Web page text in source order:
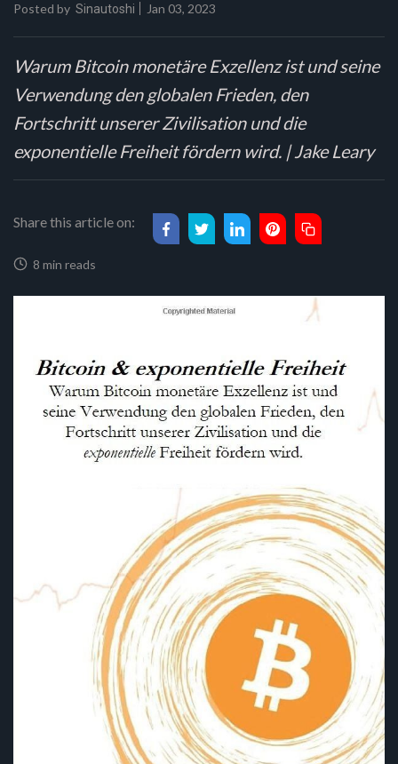
Posted by Sinautoshi Jan 03, 2023
Warum Bitcoin monetäre Exzellenz ist und seine
Verwendung den globalen Frieden, den
Fortschritt unserer Zivilisation und die
exponentielle Freiheit fördern wird. | Jake Leary
Share this article on:
8 min reads